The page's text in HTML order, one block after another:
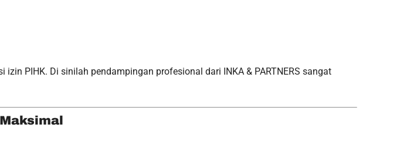
izin PIHK. Di sinilah pendampingan profesional dari INKA & PARTNERS sangat